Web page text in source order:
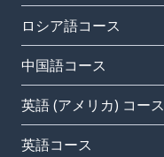
ロシア語コース
中国語コース
英語 (アメリカ) コース
英語コース